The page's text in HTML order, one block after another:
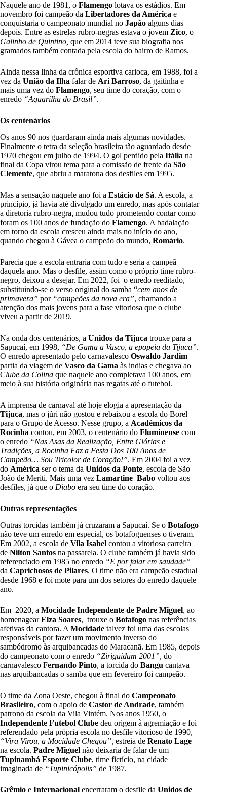
Naquele ano de 1981, o Flamengo lotava os estádios. Em
novembro foi campeão da Libertadores da América e
conquistaria o campeonato mundial no Japão alguns dias
depois. Entre as estrelas rubro-negras estava o jovem Zico, o
Galinho de Quintino, que em 2014 teve sua biografia nos
gramados também contada pela escola do bairro de Ramos.
Ainda nessa linha da crônica esportiva carioca, em 1988, foi a
vez da União da Ilha falar de Ari Barroso, da gaitinha e
mais uma vez do Flamengo, seu time do coração, com o
enredo “Aquarilha do Brasil”.
Os centenários
Os anos 90 nos guardaram ainda mais algumas novidades.
Finalmente o tetra da seleção brasileira tão aguardado desde
1970 chegou em julho de 1994. O gol perdido pela Itália na
final da Copa virou tema para a comissão de frente da São
Clemente, que abriu a maratona dos desfiles em 1995.
Mas a sensação naquele ano foi a Estácio de Sá. A escola, a
princípio, já havia até divulgado um enredo, mas após contatar
a diretoria rubro-negra, mudou tudo prometendo contar como
foram os 100 anos de fundação do Flamengo. A badalação
em torno da escola cresceu ainda mais no início do ano,
quando chegou à Gávea o campeão do mundo, Romário.
Parecia que a escola entraria com tudo e seria a campeã
daquela ano. Mas o desfile, assim como o próprio time rubro-
negro, deixou a desejar. Em 2022, foi o enredo reeditado,
substituindo-se o verso original do samba “cem anos de
primavera” por“campeões da nova era”, chamando a
atenção dos mais jovens para a fase vitoriosa que o clube
viveu a partir de 2019.
Na onda dos centenários, a Unidos da Tijuca trouxe para a
Sapucaí, em 1998, “De Gama a Vasco, a epopeia da Tijuca”.
O enredo apresentado pelo carnavalesco Oswaldo Jardim
partia da viagem de Vasco da Gama às indias e chegava ao
Clube da Colina que naquele ano completava 100 anos, em
meio à sua história originária nas regatas até o futebol.
A imprensa de carnaval até hoje elogia a apresentação da
Tijuca, mas o júri não gostou e rebaixou a escola do Borel
para o Grupo de Acesso. Nesse grupo, a Acadêmicos da
Rocinha contou, em 2003, o centenário do Fluminense com
o enredo “Nas Asas da Realização, Entre Glórias e
Tradições, a Rocinha Faz a Festa Dos 100 Anos de
Campeão… Sou Tricolor de Coração!”. Em 2004 foi a vez
do América ser o tema da Unidos da Ponte, escola de São
João de Meriti. Mais uma vez Lamartine Babo voltou aos
desfiles, já que o Diabo era seu time do coração.
Outras representações
Outras torcidas também já cruzaram a Sapucaí. Se o Botafogo
não teve um enredo em especial, os botafoguenses o tiveram.
Em 2002, a escola de Vila Isabel contou a vitoriosa carreira
de Nilton Santos na passarela. O clube também já havia sido
referenciado em 1985 no enredo “E por falar em saudade”
da Caprichosos de Pilares. O time não era campeão estadual
desde 1968 e foi mote para um dos setores do enredo daquele
ano.
Em 2020, a Mocidade Independente de Padre Miguel, ao
homenagearElza Soares, trouxe o Botafogo nas referências
afetivas da cantora. A Mocidade talvez foi uma das escolas
responsáveis por fazer um movimento inverso do
sambódromo às arquibancadas do Maracanã. Em 1985, depois
do campeonato com o enredo “Ziriguidum 2001”, do
carnavalesco Fernando Pinto, a torcida do Bangu cantava
nas arquibancadas o samba que em fevereiro foi campeão.
O time da Zona Oeste, chegou à final do Campeonato
Brasileiro, com o apoio de Castor de Andrade, também
patrono da escola da Vila Vintém. Nos anos 1950, o
Independente Futebol Clube deu origem à agremiação e foi
referendado pela própria escola no desfile vitorioso de 1990,
“Vira Virou, a Mocidade Chegou”, estreia de Renato Lage
na escola. Padre Miguel não deixaria de falar de um
Tupinambá Esporte Clube, time fictício, na cidade
imaginada de “Tupinicópolis” de 1987.
Grêmio e Internacional encerraram o desfile da Unidos de